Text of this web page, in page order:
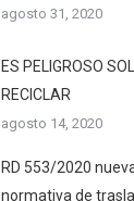
agosto 31, 2020
ES PELIGROSO
RECICLAR
agosto 14, 2020
RD 553/2020
normativa de